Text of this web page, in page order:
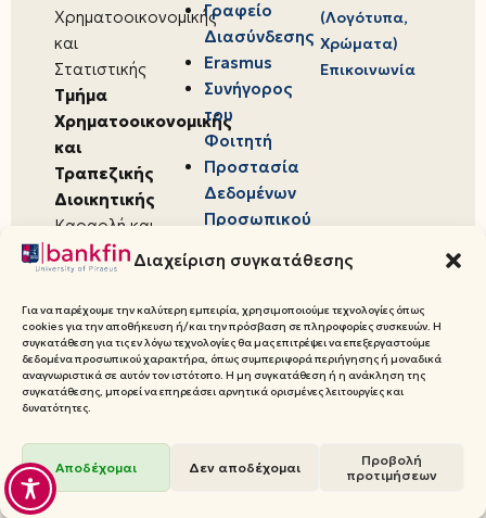
Διαχείριση συγκατάθεσης
Για να παρέχουμε την καλύτερη εμπειρία, χρησιμοποιούμε τεχνολογίες όπως
cookies για την αποθήκευση ή/και την πρόσβαση σε πληροφορίες συσκευών. Η
συγκατάθεση για τις εν λόγω τεχνολογίες θα μας επιτρέψει να επεξεργαστούμε
δεδομένα προσωπικού χαρακτήρα, όπως συμπεριφορά περιήγησης ή μοναδικά
αναγνωριστικά σε αυτόν τον ιστότοπο. Η μη συγκατάθεση ή η ανάκληση της
συγκατάθεσης, μπορεί να επηρεάσει αρνητικά ορισμένες λειτουργίες και
δυνατότητες.
Αποδέχομαι Δεν αποδέχομαι
Προβολή
προτιμήσεων
Χρηματοοικονομικής
και
Στατιστικής
Τμήμα
Χρηματοοικονομικής
και
Τραπεζικής
Διοικητικής
Καραολή και
Δημητρίου 80,
18534,
Πειραιάς
Γραφείο
Διασύνδεσης
Erasmus
Συνήγορος
του
Φοιτητή
Προστασία
Δεδομένων
Προσωπικού
(Λογότυπα,
Χρώματα)
Επικοινωνία
© 2026 Πανεπιστήμιο Πειραιώς,
Τραπεζικής Διοικητικής